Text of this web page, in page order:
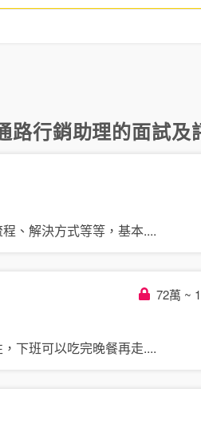
路行銷助理的面試及
、解決方式等等，基本....
72萬 ~
下班可以吃完晚餐再走....